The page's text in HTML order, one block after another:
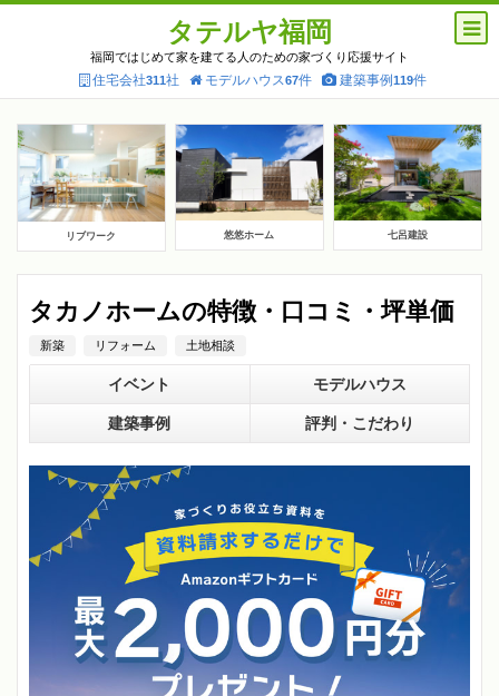
タテルヤ福岡
福岡ではじめて家を建てる人のための家づくり応援サイト
住宅会社311社 モデルハウス67件 建築事例119件
リブワーク 悠悠ホーム 七呂建設
タカノホームの特徴・口コミ・坪単価
新築 リフォーム 土地相談
イベント モデルハウス
建築事例 評判・こだわり